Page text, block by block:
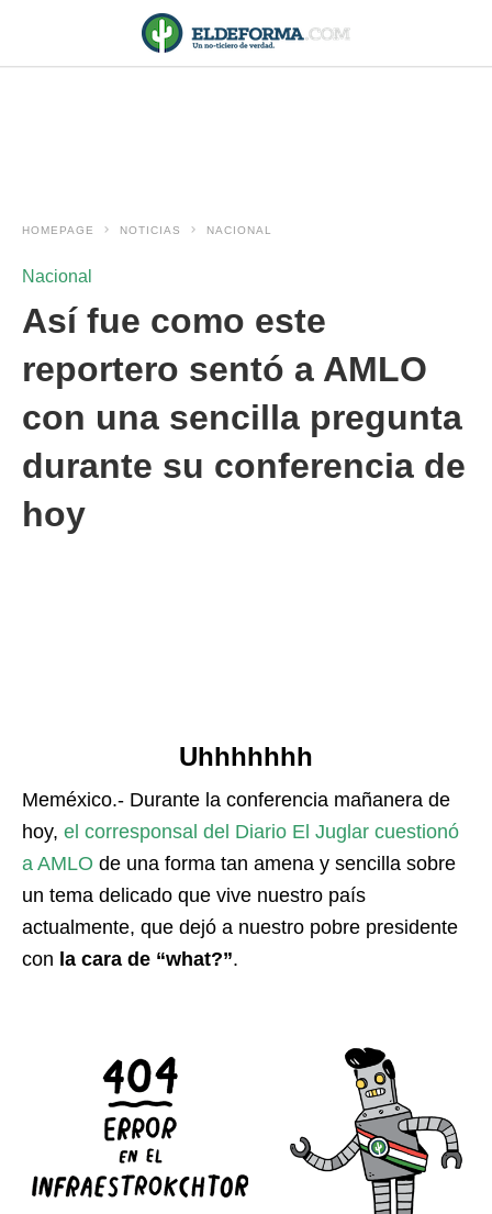
HOMEPAGE NOTICIAS NACIONAL
Nacional
Así fue como este
reportero sentó a AMLO
con una sencilla pregunta
durante su conferencia de
hoy
Uhhhhhhh
Meméxico.- Durante la conferencia mañanera de
hoy, el corresponsal del Diario El Juglar cuestionó
a AMLO de una forma tan amena y sencilla sobre
un tema delicado que vive nuestro país
actualmente, que dejó a nuestro pobre presidente
con la cara de “what?”.